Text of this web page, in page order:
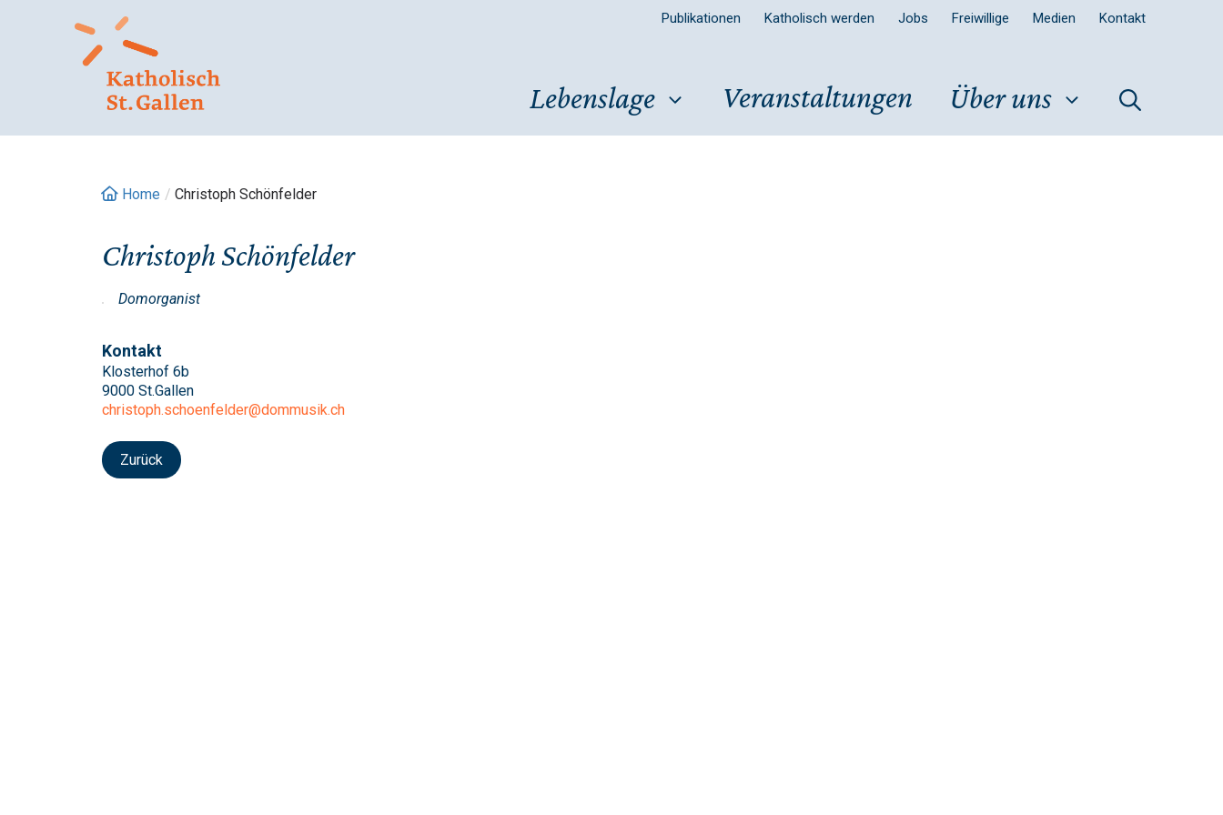
Publikationen Katholisch werden Jobs Freiwillige Medien Kontakt
Lebenslage Veranstaltungen Über uns
Home / Christoph Schönfelder
Christoph Schönfelder
Domorganist
Kontakt
Klosterhof 6b
9000 St.Gallen
christoph.schoenfelder@dommusik.ch
Zurück